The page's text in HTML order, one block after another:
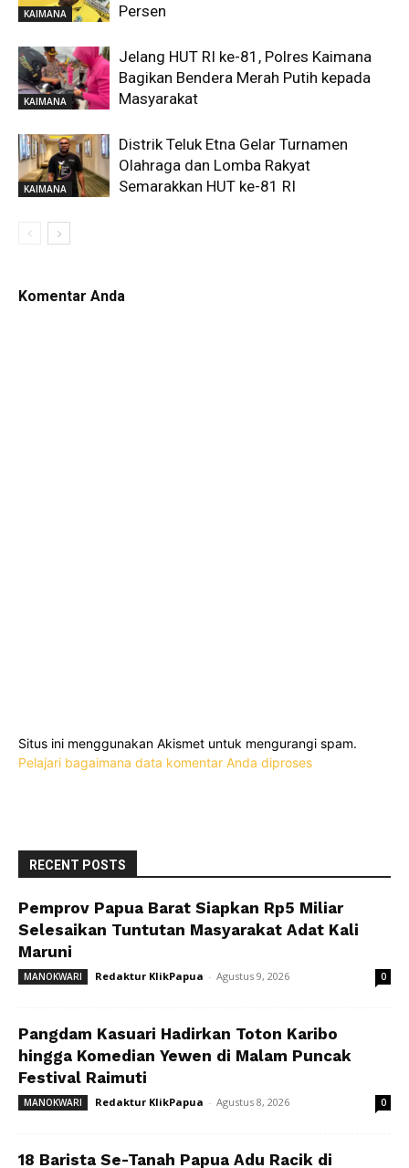
KAIMANA
Persen
KAIMANA
Jelang HUT RI ke-81, Polres Kaimana
Bagikan Bendera Merah Putih kepada
Masyarakat
KAIMANA
Distrik Teluk Etna Gelar Turnamen
Olahraga dan Lomba Rakyat
Semarakkan HUT ke-81 RI
Komentar Anda
Situs ini menggunakan Akismet untuk mengurangi spam.
Pelajari bagaimana data komentar Anda diproses
RECENT POSTS
Pemprov Papua Barat Siapkan Rp5 Miliar
Selesaikan Tuntutan Masyarakat Adat Kali
Maruni
MANOKWARI Redaktur KlikPapua - Agustus 9, 2026 0
Pangdam Kasuari Hadirkan Toton Karibo
hingga Komedian Yewen di Malam Puncak
Festival Raimuti
MANOKWARI Redaktur KlikPapua - Agustus 8, 2026 0
18 Barista Se-Tanah Papua Adu Racik di